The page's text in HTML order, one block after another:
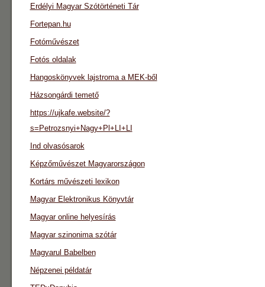
Erdélyi Magyar Szótörténeti Tár
Fortepan.hu
Fotóművészet
Fotós oldalak
Hangoskönyvek lajstroma a MEK-ből
Házsongárdi temető
https://ujkafe.website/?
s=Petrozsnyi+Nagy+Pl+LI+LI
Ind olvasósarok
Képzőművészet Magyarországon
Kortárs művészeti lexikon
Magyar Elektronikus Könyvtár
Magyar online helyesírás
Magyar szinonima szótár
Magyarul Babelben
Népzenei példatár